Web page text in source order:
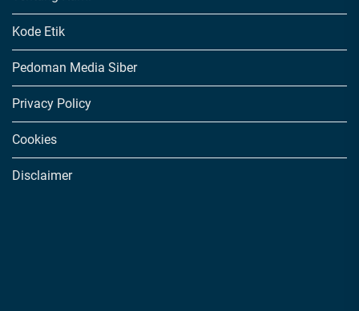
Kode Etik
Pedoman Media Siber
Privacy Policy
Cookies
Disclaimer